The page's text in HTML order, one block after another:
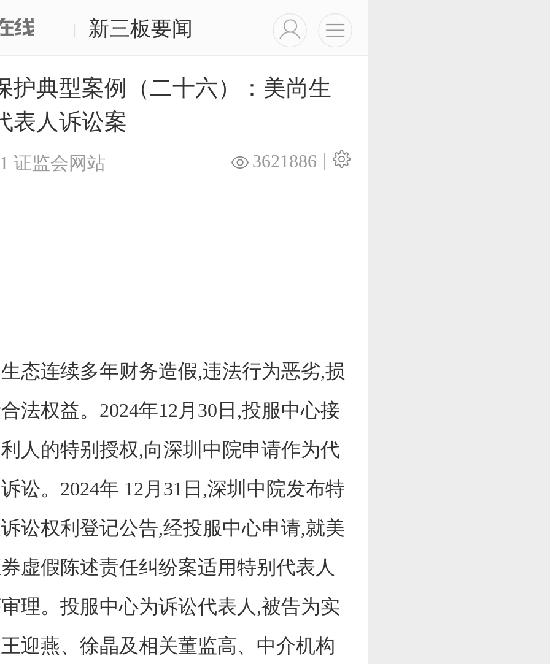
| 新三板要闻
护典型案例（二十六）：美尚生
表人诉讼案
证监会网站 |
3621886
连续多年财务造假,违法行为恶劣,损
法权益。2024年12月30日,投服中心接
人的特别授权,向深圳中院申请作为代
讼。2024年 12月31日,深圳中院发布特
讼权利登记公告,经投服中心申请,就美
虚假陈述责任纠纷案适用特别代表人
理。投服中心为诉讼代表人,被告为实
迎燕、徐晶及相关董监高、中介机构